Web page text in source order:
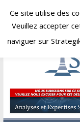
Skip
Expertise
Ce site utilise des
Veuillez accepter
naviguer sur